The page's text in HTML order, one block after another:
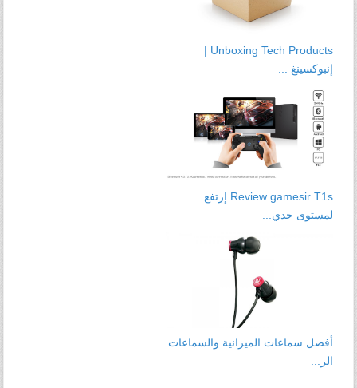
Unboxing Tech Products |
إنبوكسينغ ...
Review gamesir T1s إرتفع
لمستوى جدي...
أفضل سماعات الميزانية والسماعات
الر...